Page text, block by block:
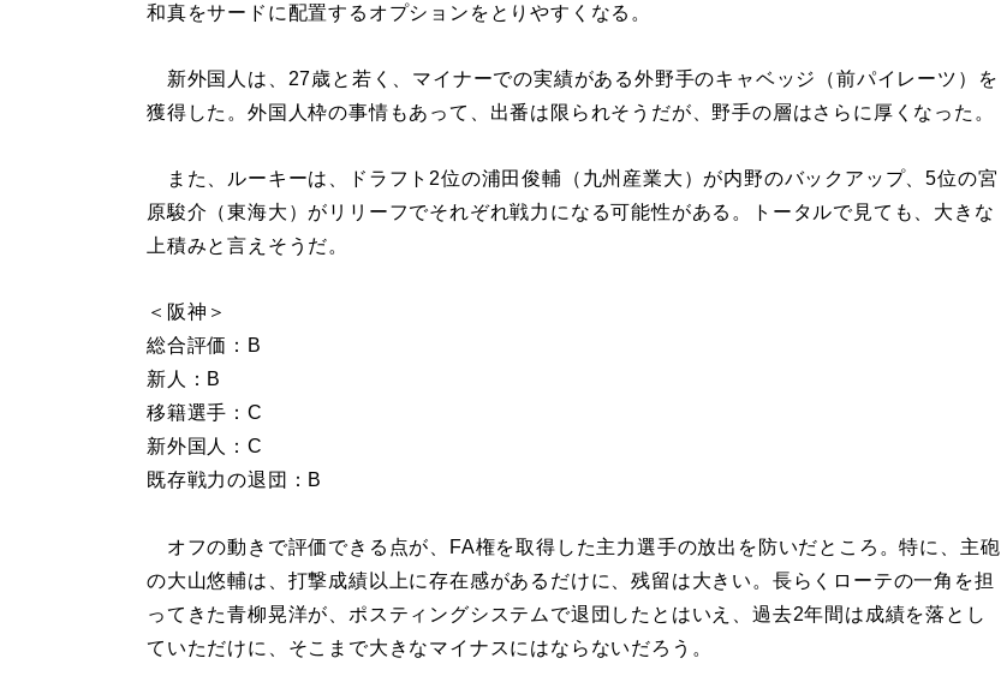
和真をサードに配置するオプションをとりやすくなる。
新外国人は、27歳と若く、マイナーでの実績がある外野手のキャベッジ（前パイレーツ）を
獲得した。外国人枠の事情もあって、出番は限られそうだが、野手の層はさらに厚くなった。
また、ルーキーは、ドラフト2位の浦田俊輔（九州産業大）が内野のバックアップ、5位の宮
原駿介（東海大）がリリーフでそれぞれ戦力になる可能性がある。トータルで見ても、大きな
上積みと言えそうだ。
＜阪神＞
総合評価：B
新人：B
移籍選手：C
新外国人：C
既存戦力の退団：B
オフの動きで評価できる点が、FA権を取得した主力選手の放出を防いだところ。特に、主砲
の大山悠輔は、打撃成績以上に存在感があるだけに、残留は大きい。長らくローテの一角を担
ってきた青柳晃洋が、ポスティングシステムで退団したとはいえ、過去2年間は成績を落とし
ていただけに、そこまで大きなマイナスにはならないだろう。